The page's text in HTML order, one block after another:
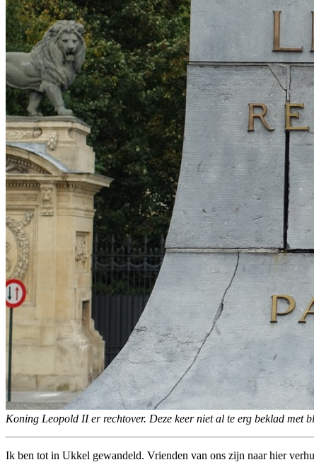
Koning Leopold II er rechtover. Deze keer niet al te erg beklad met
Ik ben tot in Ukkel gewandeld. Vrienden van ons zijn naar hier